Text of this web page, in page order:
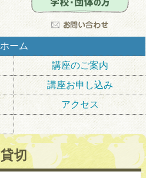
ホーム
講座のご案内
講座お申し込み
アクセス
貸切